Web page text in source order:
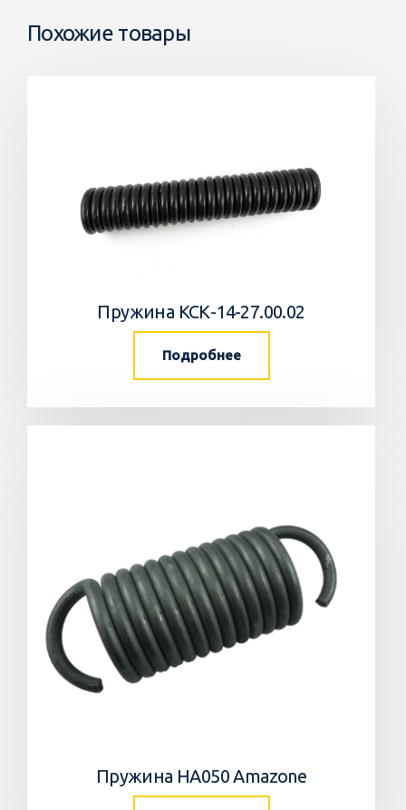
Похожие товары
Пружина КСК-14-27.00.02
Подробнее
Пружина HA050 Amazone